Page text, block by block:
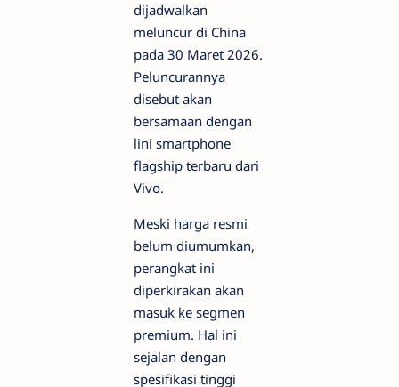
dijadwalkan
meluncur di China
pada 30 Maret 2026.
Peluncurannya
disebut akan
bersamaan dengan
lini smartphone
flagship terbaru dari
Vivo.
Meski harga resmi
belum diumumkan,
perangkat ini
diperkirakan akan
masuk ke segmen
premium. Hal ini
sejalan dengan
spesifikasi tinggi